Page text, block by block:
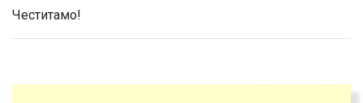
Честитамо!